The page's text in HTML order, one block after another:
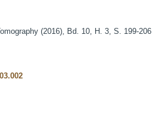
(2016), Bd. 10, H. 3, S. 199-206